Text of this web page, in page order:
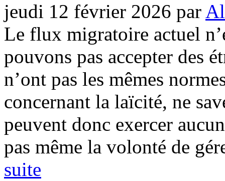
jeudi 12 février 2026 par
Le flux migratoire actuel
pouvons pas accepter des
n’ont pas les mêmes
concernant la laïcité, ne
peuvent donc exercer
pas même la volonté de
suite